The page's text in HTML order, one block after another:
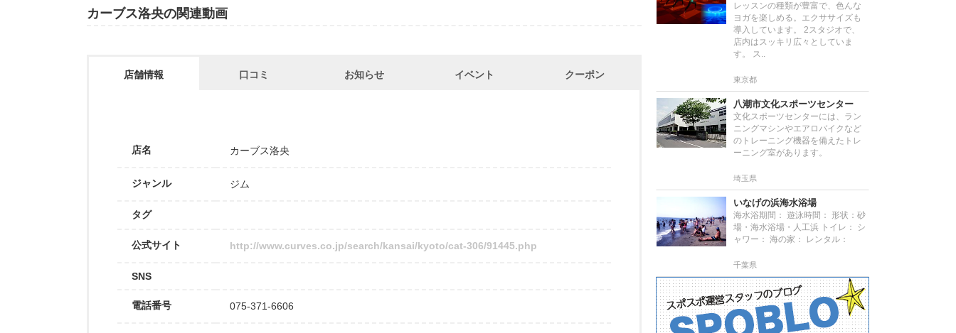
カーブス洛央の関連動画
店舗情報 口コミ お知らせ イベント クーポン
店名 カーブス洛央
ジャンル ジム
タグ
公式サイト http://www.curves.co.jp/search/kansai/kyoto/cat-306/91445.php
SNS
電話番号 075-371-6606
レッスンの種類が豊富で、色んな
ヨガを楽しめる。エクササイズも
導入しています。 2スタジオで、
店内はスッキリ広々としていま
す。 ス..
東京都
八潮市文化スポーツセンター
文化スポーツセンターには、ラン
ニングマシンやエアロバイクなど
のトレーニング機器を備えたトレ
ーニング室があります。
埼玉県
いなげの浜海水浴場
海水浴期間： 遊泳時間： 形状：砂
場・海水浴場・人工浜 トイレ： シ
ャワー： 海の家： レンタル：
千葉県